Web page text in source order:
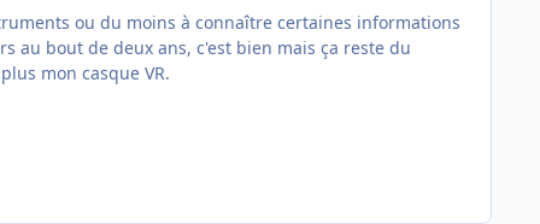
ou du moins à connaître certaines informations
au bout de deux ans, c'est bien mais ça reste du
mon casque VR.